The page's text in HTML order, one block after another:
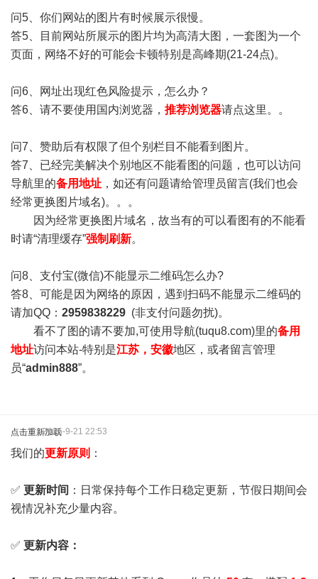
问5、你们网站的图片有时候展示很慢。
答5、目前网站所展示的图片均为高清大图，一套图为一个
页面，网络不好的可能会卡顿特别是高峰期(21-24点)。
问6、网址出现红色风险提示，怎么办？
答6、请不要使用国内浏览器， 推荐浏览器请点这里。。
问7、赞助后有权限了但个别栏目不能看到图片。
答7、已经完美解决个别地区不能看图的问题，也可以访问
导航里的备用地址 ，如还有问题请给管理员留言(我们也会
经常更换图片域名)。。。
因为经常更换图片域名，故当有的可以看图有的不能看
时请“清理缓存”强制刷新。
问8、支付宝(微信)不能显示二维码怎么办?
答8、可能是因为网络的原因，遇到扫码不能显示二维码的
请加QQ： 2959838229 (非支付问题勿扰)。
看不了图的请不要加,可使用导航(tuqu8.com)里的备用
地址访问本站-特别是江苏，安徽地区，或者留言管理
员“admin888”。
点击重新加载2025-9-21 22:53
我们的更新原则 ：
✅ 更新时间 ：日常保持每个工作日稳定更新，节假日期间会
视情况补充少量内容。
✅ 更新内容：